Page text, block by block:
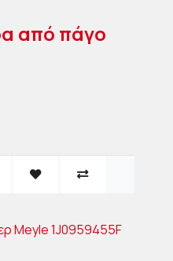
από πάγο